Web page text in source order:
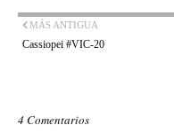
MÁS ANTIGUA
Cassiopei #VIC-20
4 Comentarios